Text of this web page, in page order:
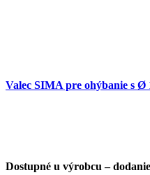
Valec SIMA pre ohýbanie s Ø
Dostupné u výrobcu –